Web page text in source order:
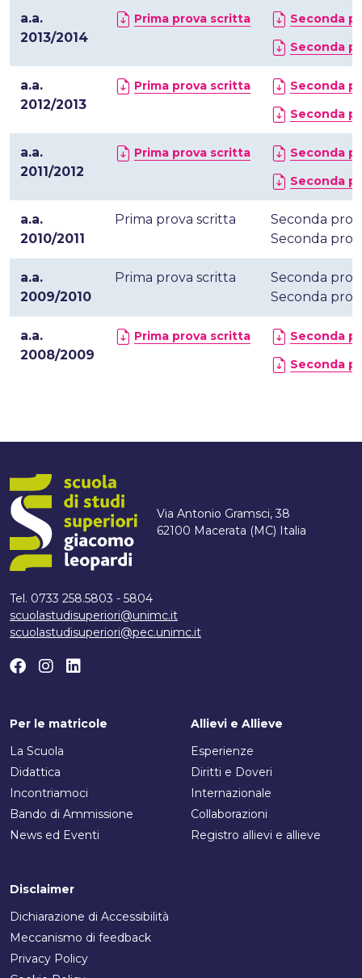
a.a.
2013/2014
Prima prova scritta
Seconda
Seconda
a.a.
2012/2013
Prima prova scritta
Seconda
Seconda
a.a.
2011/2012
Prima prova scritta
Seconda
Seconda
a.a.
2010/2011
Prima prova scritta
Seconda
Seconda
a.a.
2009/2010
Prima prova scritta
Seconda
Seconda
a.a.
2008/2009
Prima prova scritta
Seconda
Seconda
Via Antonio Gramsci, 38
62100 Macerata (MC) Italia
Tel. 0733 258.5803 - 5804
scuolastudisuperiori@unimc.it
scuolastudisuperiori@pec.unimc.it
Per le matricole
La Scuola
Didattica
Incontriamoci
Bando di Ammissione
News ed Eventi
Allievi e Allieve
Esperienze
Diritti e Doveri
Internazionale
Collaborazioni
Registro allievi e allieve
Disclaimer
Dichiarazione di Accessibilità
Meccanismo di feedback
Privacy Policy